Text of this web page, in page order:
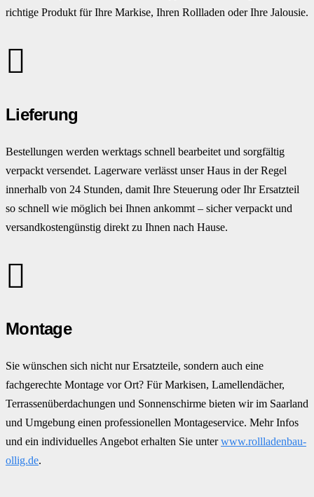
richtige Produkt für Ihre Markise, Ihren Rollladen oder Ihre Jalousie.
Lieferung
Bestellungen werden werktags schnell bearbeitet und sorgfältig
verpackt versendet. Lagerware verlässt unser Haus in der Regel
innerhalb von 24 Stunden, damit Ihre Steuerung oder Ihr Ersatzteil
so schnell wie möglich bei Ihnen ankommt – sicher verpackt und
versandkostengünstig direkt zu Ihnen nach Hause.
Montage
Sie wünschen sich nicht nur Ersatzteile, sondern auch eine
fachgerechte Montage vor Ort? Für Markisen, Lamellendächer,
Terrassenüberdachungen und Sonnenschirme bieten wir im Saarland
und Umgebung einen professionellen Montageservice. Mehr Infos
und ein individuelles Angebot erhalten Sie unterwww.rollladenbau-
ollig.de.